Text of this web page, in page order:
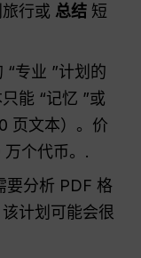
行或 总结 短
“专业 ”计划的
能 “记忆 ”或
页文本）。价
个代币。.
要分析 PDF 格
计划可能会很